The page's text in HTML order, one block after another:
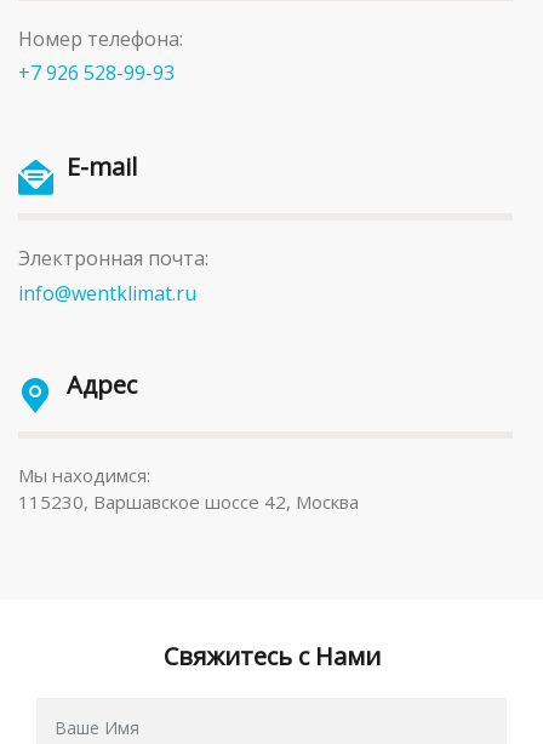
Номер телефона:
+7 926 528-99-93
E-mail
Электронная почта:
info@wentklimat.ru
Адрес
Мы находимся:
115230, Варшавское шоссе 42, Москва
Свяжитесь с Нами